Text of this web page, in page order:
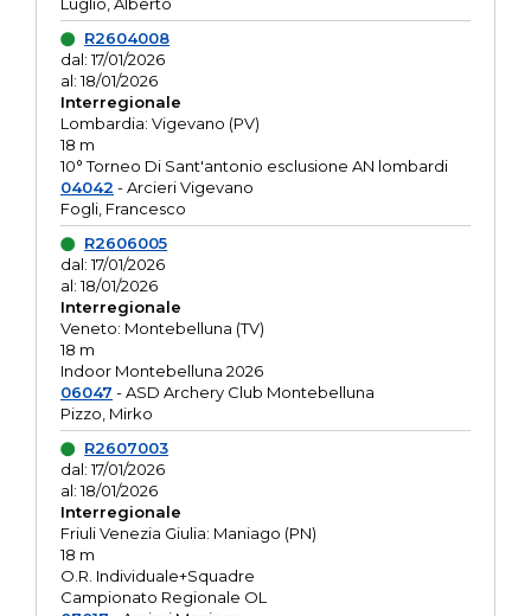
R2604008
dal: 17/01/2026
al: 18/01/2026
Interregionale
Lombardia: Vigevano (PV)
18 m
10° Torneo Di Sant'antonio esclusione AN lombardi
04042 - Arcieri Vigevano
Fogli, Francesco
R2606005
dal: 17/01/2026
al: 18/01/2026
Interregionale
Veneto: Montebelluna (TV)
18 m
Indoor Montebelluna 2026
06047 - ASD Archery Club Montebelluna
Pizzo, Mirko
R2607003
dal: 17/01/2026
al: 18/01/2026
Interregionale
Friuli Venezia Giulia: Maniago (PN)
18 m
O.R. Individuale+Squadre
Campionato Regionale OL